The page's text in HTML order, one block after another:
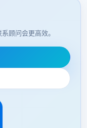
顾问会更高效。